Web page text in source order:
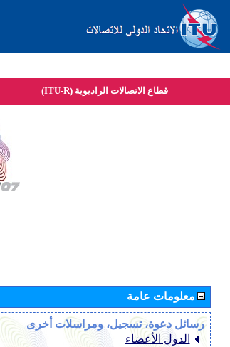
قطاع الاتصالات الراديوية (ITU-R)
معلومات عامة
رسائل دعوة، تسجيل، ومراسلات أخرى
الدول الأعضاء